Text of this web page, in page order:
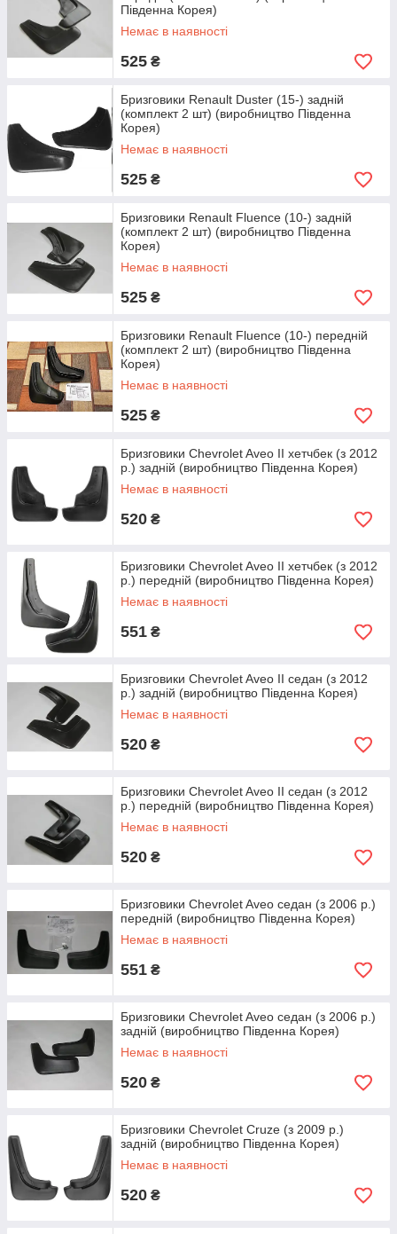
Південна Корея)
Немає в наявності
525 ₴
Бризговики Renault Duster (15-) задній
(комплект 2 шт) (виробництво Південна
Корея)
Немає в наявності
525 ₴
Бризговики Renault Fluence (10-) задній
(комплект 2 шт) (виробництво Південна
Корея)
Немає в наявності
525 ₴
Бризговики Renault Fluence (10-) передній
(комплект 2 шт) (виробництво Південна
Корея)
Немає в наявності
525 ₴
Бризговики Chevrolet Aveo II хетчбек (з 2012
р.) задній (виробництво Південна Корея)
Немає в наявності
520 ₴
Бризговики Chevrolet Aveo II хетчбек (з 2012
р.) передній (виробництво Південна Корея)
Немає в наявності
551 ₴
Бризговики Chevrolet Aveo II седан (з 2012
р.) задній (виробництво Південна Корея)
Немає в наявності
520 ₴
Бризговики Chevrolet Aveo II седан (з 2012
р.) передній (виробництво Південна Корея)
Немає в наявності
520 ₴
Бризговики Chevrolet Aveo седан (з 2006 р.)
передній (виробництво Південна Корея)
Немає в наявності
551 ₴
Бризговики Chevrolet Aveo седан (з 2006 р.)
задній (виробництво Південна Корея)
Немає в наявності
520 ₴
Бризговики Chevrolet Cruze (з 2009 р.)
задній (виробництво Південна Корея)
Немає в наявності
520 ₴